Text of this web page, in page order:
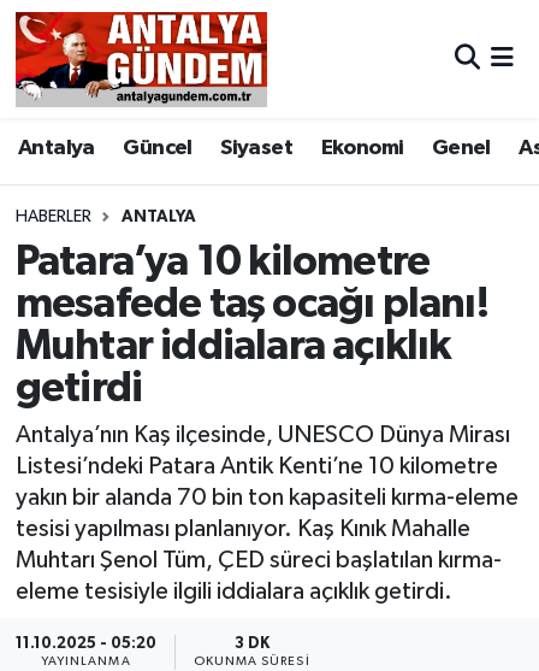
Antalya Güncel Siyaset Ekonomi Genel
HABERLER ANTALYA
Patara’ya 10 kilometre
mesafede taş ocağı planı!
Muhtar iddialara açıklık
getirdi
Antalya’nın Kaş ilçesinde, UNESCO Dünya Mirası
Listesi’ndeki Patara Antik Kenti’ne 10 kilometre
yakın bir alanda 70 bin ton kapasiteli kırma-eleme
tesisi yapılması planlanıyor. Kaş Kınık Mahalle
Muhtarı Şenol Tüm, ÇED süreci başlatılan kırma-
eleme tesisiyle ilgili iddialara açıklık getirdi.
11.10.2025 - 05:20
YAYINLANMA
3 DK
OKUNMA SÜRESI
Antalya
Asayiş
Bilim & Teknoloji
Bölge
EĞİTİM
Ekonomi
Genel
Görüntülü Haber
Güncel
Kültür & Sanat
Antalya Nöbetçi Eczaneler
Antalya Hava Durumu
Antalya Namaz Vakitleri
Antalya Trafik Yoğunluk Haritası
Süper Lig Puan Durumu ve Fikstür
Tüm Manşetler
Son Dakika Haberleri
Haber Arşivi